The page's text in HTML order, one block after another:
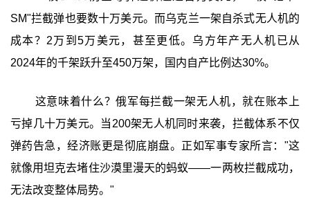
SM"拦截弹也要数十万美元。而乌克兰一架自杀式无人机的
成本？2万到5万美元，甚至更低。乌方年产无人机已从
2024年的千架跃升至450万架，国内自产比例达30%。
这意味着什么？俄军每拦截一架无人机，就在账本上
亏掉几十万美元。当200架无人机同时来袭，拦截体系不仅
弹药告急，经济账更是彻底崩盘。正如军事专家所言："这
就像用坦克去堵住沙漠里漫天的蚂蚁——一两枚拦截成功，
无法改变整体局势。"